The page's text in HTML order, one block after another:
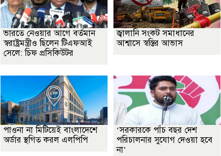
ভারতে নেওয়ার আগে বর্তমান
স্বরাষ্ট্রমন্ত্রীও ছিলেন টিএফআই
সেলে: চিফ প্রসিকিউটর
জ্বালানি সংকট সমাধানের
আশ্বাসে স্বস্তির আভাস
পাওনা না মিটিয়েই বাংলাদেশে
অর্ডার স্থগিত করল এলপিপি
‘সরকারকে পাঁচ বছর দেশ
পরিচালনার সুযোগ দেওয়া হবে
না’